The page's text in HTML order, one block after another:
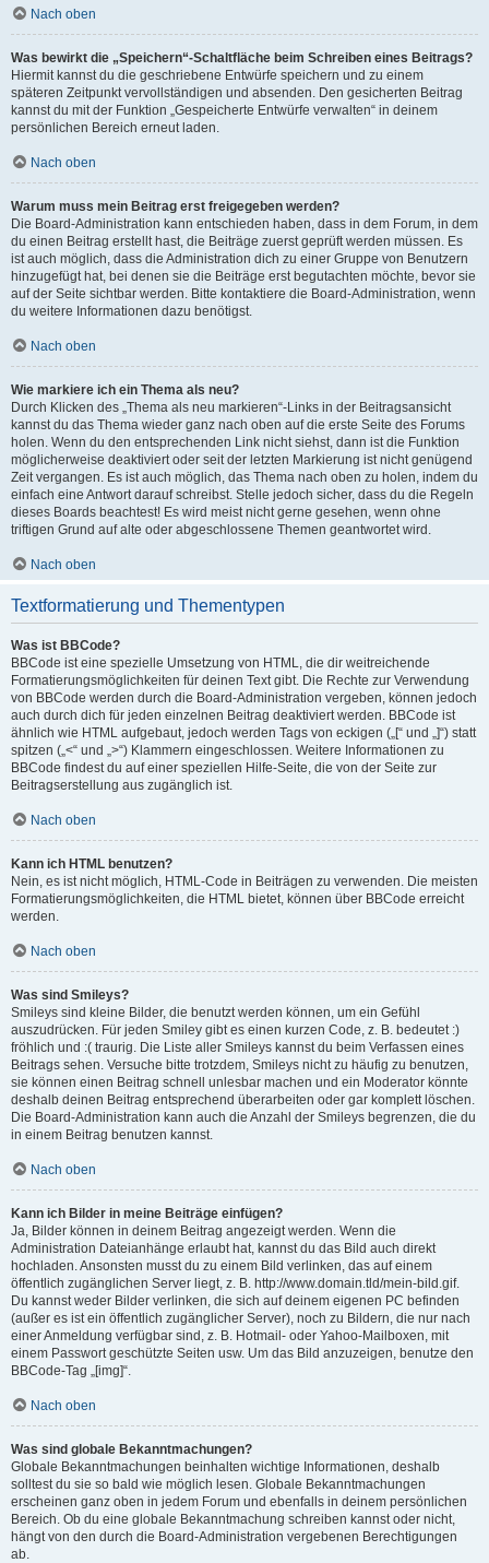
Nach oben
Was bewirkt die „Speichern“-Schaltfläche beim Schreiben eines Beitrags?
Hiermit kannst du die geschriebene Entwürfe speichern und zu einem
späteren Zeitpunkt vervollständigen und absenden. Den gesicherten Beitrag
kannst du mit der Funktion „Gespeicherte Entwürfe verwalten“ in deinem
persönlichen Bereich erneut laden.
Nach oben
Warum muss mein Beitrag erst freigegeben werden?
Die Board-Administration kann entschieden haben, dass in dem Forum, in dem
du einen Beitrag erstellt hast, die Beiträge zuerst geprüft werden müssen. Es
ist auch möglich, dass die Administration dich zu einer Gruppe von Benutzern
hinzugefügt hat, bei denen sie die Beiträge erst begutachten möchte, bevor sie
auf der Seite sichtbar werden. Bitte kontaktiere die Board-Administration, wenn
du weitere Informationen dazu benötigst.
Nach oben
Wie markiere ich ein Thema als neu?
Durch Klicken des „Thema als neu markieren“-Links in der Beitragsansicht
kannst du das Thema wieder ganz nach oben auf die erste Seite des Forums
holen. Wenn du den entsprechenden Link nicht siehst, dann ist die Funktion
möglicherweise deaktiviert oder seit der letzten Markierung ist nicht genügend
Zeit vergangen. Es ist auch möglich, das Thema nach oben zu holen, indem du
einfach eine Antwort darauf schreibst. Stelle jedoch sicher, dass du die Regeln
dieses Boards beachtest! Es wird meist nicht gerne gesehen, wenn ohne
triftigen Grund auf alte oder abgeschlossene Themen geantwortet wird.
Nach oben
Textformatierung und Thementypen
Was ist BBCode?
BBCode ist eine spezielle Umsetzung von HTML, die dir weitreichende
Formatierungsmöglichkeiten für deinen Text gibt. Die Rechte zur Verwendung
von BBCode werden durch die Board-Administration vergeben, können jedoch
auch durch dich für jeden einzelnen Beitrag deaktiviert werden. BBCode ist
ähnlich wie HTML aufgebaut, jedoch werden Tags von eckigen („[“ und „]“) statt
spitzen („<“ und „>“) Klammern eingeschlossen. Weitere Informationen zu
BBCode findest du auf einer speziellen Hilfe-Seite, die von der Seite zur
Beitragserstellung aus zugänglich ist.
Nach oben
Kann ich HTML benutzen?
Nein, es ist nicht möglich, HTML-Code in Beiträgen zu verwenden. Die meisten
Formatierungsmöglichkeiten, die HTML bietet, können über BBCode erreicht
werden.
Nach oben
Was sind Smileys?
Smileys sind kleine Bilder, die benutzt werden können, um ein Gefühl
auszudrücken. Für jeden Smiley gibt es einen kurzen Code, z. B. bedeutet :)
fröhlich und :( traurig. Die Liste aller Smileys kannst du beim Verfassen eines
Beitrags sehen. Versuche bitte trotzdem, Smileys nicht zu häufig zu benutzen,
sie können einen Beitrag schnell unlesbar machen und ein Moderator könnte
deshalb deinen Beitrag entsprechend überarbeiten oder gar komplett löschen.
Die Board-Administration kann auch die Anzahl der Smileys begrenzen, die du
in einem Beitrag benutzen kannst.
Nach oben
Kann ich Bilder in meine Beiträge einfügen?
Ja, Bilder können in deinem Beitrag angezeigt werden. Wenn die
Administration Dateianhänge erlaubt hat, kannst du das Bild auch direkt
hochladen. Ansonsten musst du zu einem Bild verlinken, das auf einem
öffentlich zugänglichen Server liegt, z. B. http://www.domain.tld/mein-bild.gif.
Du kannst weder Bilder verlinken, die sich auf deinem eigenen PC befinden
(außer es ist ein öffentlich zugänglicher Server), noch zu Bildern, die nur nach
einer Anmeldung verfügbar sind, z. B. Hotmail- oder Yahoo-Mailboxen, mit
einem Passwort geschützte Seiten usw. Um das Bild anzuzeigen, benutze den
BBCode-Tag „[img]“.
Nach oben
Was sind globale Bekanntmachungen?
Globale Bekanntmachungen beinhalten wichtige Informationen, deshalb
solltest du sie so bald wie möglich lesen. Globale Bekanntmachungen
erscheinen ganz oben in jedem Forum und ebenfalls in deinem persönlichen
Bereich. Ob du eine globale Bekanntmachung schreiben kannst oder nicht,
hängt von den durch die Board-Administration vergebenen Berechtigungen
ab.